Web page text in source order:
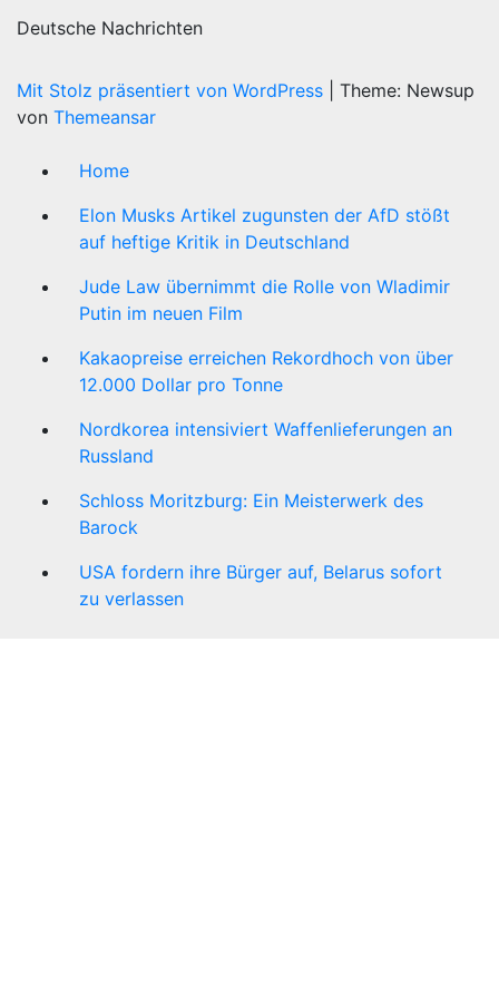
Deutsche Nachrichten
Mit Stolz präsentiert von WordPress
Theme: Newsup
von Themeansar
Home
Elon Musks Artikel zugunsten der AfD stößt
auf heftige Kritik in Deutschland
Jude Law übernimmt die Rolle von Wladimir
Putin im neuen Film
Kakaopreise erreichen Rekordhoch von über
12.000 Dollar pro Tonne
Nordkorea intensiviert Waffenlieferungen an
Russland
Schloss Moritzburg: Ein Meisterwerk des
Barock
USA fordern ihre Bürger auf, Belarus sofort
zu verlassen